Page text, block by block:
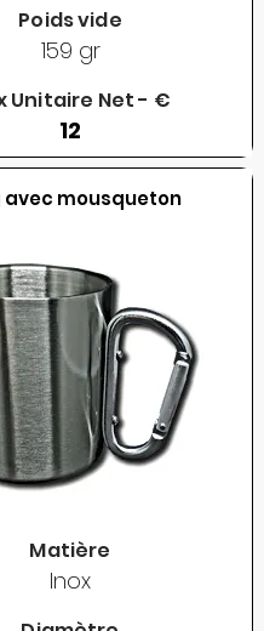
Poids vide
159 gr
Unitaire Net - €
12
avec mousqueton
Matière
Inox